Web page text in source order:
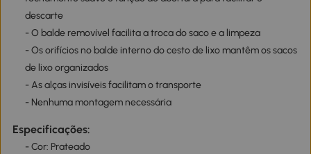
descarte
- O balde removível facilita a troca do saco e a limpeza
- Os orifícios no balde interno do cesto de lixo mantêm os sacos
de lixo organizados
- As alças invisíveis facilitam o transporte
- Nenhuma montagem necessária
Especificações:
- Cor: Prateado